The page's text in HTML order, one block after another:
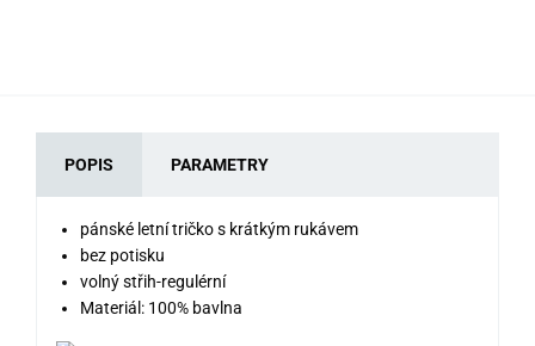
POPIS PARAMETRY
pánské letní tričko s krátkým rukávem
bez potisku
volný střih-regulérní
Materiál: 100% bavlna